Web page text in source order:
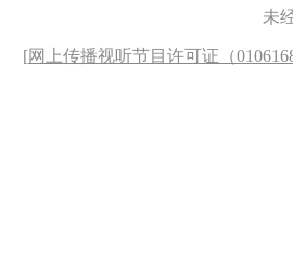
未
[网上传播视听节目许可证（0106168